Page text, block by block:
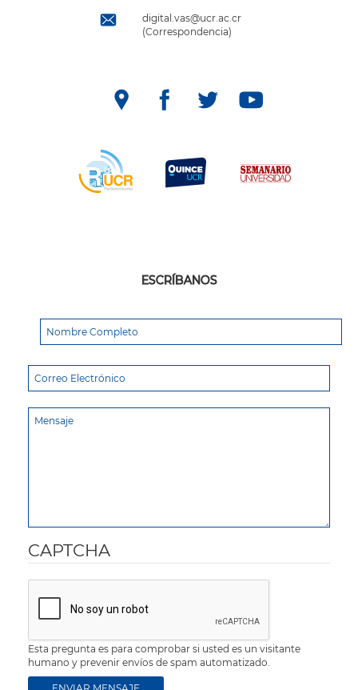
digital.vas@ucr.ac.cr
(Correspondencia)
ESCRÍBANOS
CAPTCHA
Esta pregunta es para comprobar si usted es un visitante
humano y prevenir envíos de spam automatizado.